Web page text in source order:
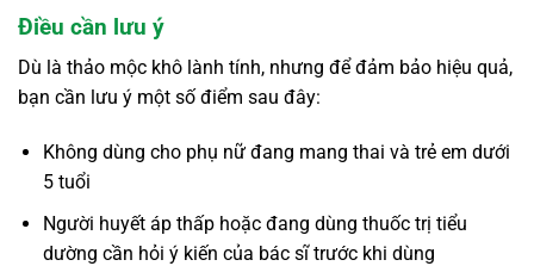
Điều cần lưu ý
Dù là thảo mộc khô lành tính, nhưng để đảm bảo hiệu quả,
bạn cần lưu ý một số điểm sau đây:
Không dùng cho phụ nữ đang mang thai và trẻ em dưới
5 tuổi
Người huyết áp thấp hoặc đang dùng thuốc trị tiểu
dường cần hỏi ý kiến của bác sĩ trước khi dùng